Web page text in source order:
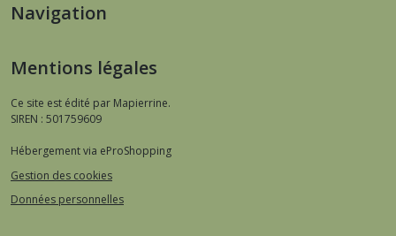
Navigation
Mentions légales
Ce site est édité par Mapierrine.
SIREN : 501759609
Hébergement via eProShopping
Gestion des cookies
Données personnelles